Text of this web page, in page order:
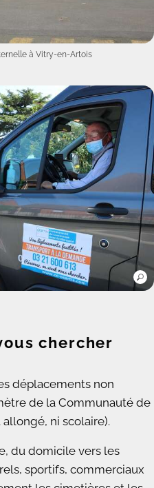
à Vitry-en-Artois
chercher
déplacements non
de la Communauté de
ni scolaire).
du domicile vers les
sportifs, commerciaux